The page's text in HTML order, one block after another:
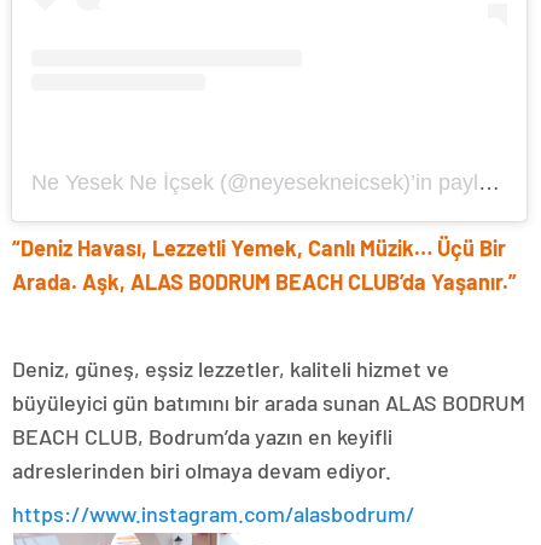
Ne Yesek Ne İçsek (@neyesekneicsek)’in paylaştığı bir gönderi
“Deniz Havası, Lezzetli Yemek, Canlı Müzik… Üçü Bir
Arada. Aşk, ALAS BODRUM BEACH CLUB’da Yaşanır.”
Deniz, güneş, eşsiz lezzetler, kaliteli hizmet ve
büyüleyici gün batımını bir arada sunan ALAS BODRUM
BEACH CLUB, Bodrum’da yazın en keyifli
adreslerinden biri olmaya devam ediyor.
https://www.instagram.com/alasbodrum/